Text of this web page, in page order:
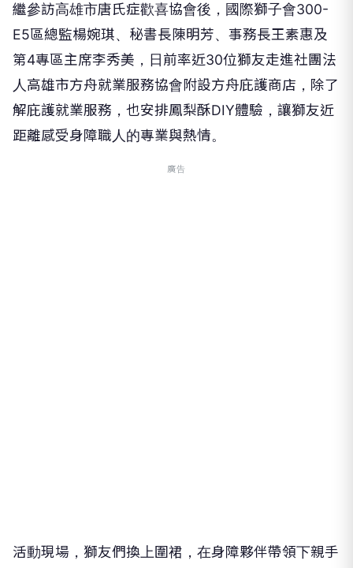
繼參訪高雄市唐氏症歡喜協會後，國際獅子會300-
E5區總監楊婉琪、秘書長陳明芳、事務長王素惠及
第4專區主席李秀美，日前率近30位獅友走進社團法
人高雄市方舟就業服務協會附設方舟庇護商店，除了
解庇護就業服務，也安排鳳梨酥DIY體驗，讓獅友近
距離感受身障職人的專業與熱情。
廣告
活動現場，獅友們換上圍裙，在身障夥伴帶領下親手